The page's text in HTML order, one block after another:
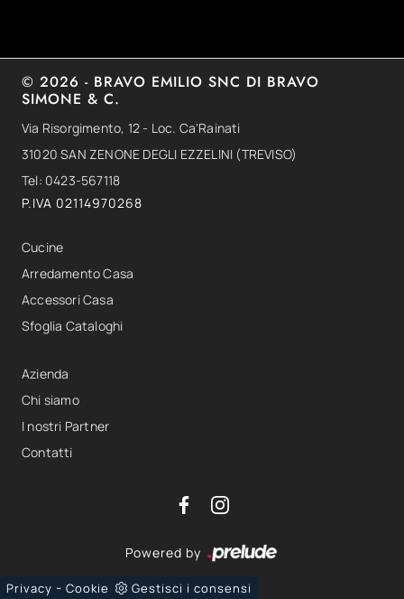
© 2026 - BRAVO EMILIO SNC DI BRAVO
SIMONE & C.
Via Risorgimento, 12 - Loc. Ca'Rainati
31020 SAN ZENONE DEGLI EZZELINI (TREVISO)
Tel: 0423-567118
P.IVA 02114970268
Cucine
Arredamento Casa
Accessori Casa
Sfoglia Cataloghi
Azienda
Chi siamo
I nostri Partner
Contatti
Powered by
Privacy - Cookie Gestisci i consensi